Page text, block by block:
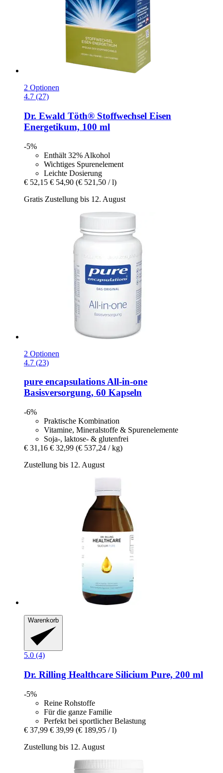
2 Optionen
4.7 (27)
Dr. Ewald Töth® Stoffwechsel Eisen
Energetikum, 100 ml
-5%
Enthält 32% Alkohol
Wichtiges Spurenelement
Leichte Dosierung
€ 52,15 € 54,90 (€ 521,50 / l)
Gratis Zustellung bis 12. August
2 Optionen
4.7 (23)
pure encapsulationsAll-​in-​one
Basisversorgung, 60 Kapseln
-6%
Praktische Kombination
Vitamine, Mineralstoffe & Spurenelemente
Soja-, laktose- & glutenfrei
€ 31,16 € 32,99 (€ 537,24 / kg)
Zustellung bis 12. August
Warenkorb
5.0 (4)
Dr. Rilling Healthcare Silicium Pure, 200 ml
-5%
Reine Rohstoffe
Für die ganze Familie
Perfekt bei sportlicher Belastung
€ 37,99 € 39,99 (€ 189,95 / l)
Zustellung bis 12. August